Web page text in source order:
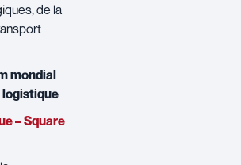
de la
mondial
logistique
– Square